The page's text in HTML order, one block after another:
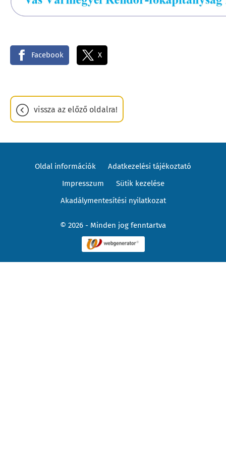
Facebook X
vissza az előző oldalra!
© 2026 - Minden jog fenntartva
Oldal információk
Adatkezelési tájékoztató
Impresszum
Sütik kezelése
Akadálymentesítési nyilatkozat